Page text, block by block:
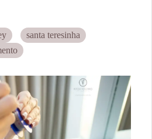
santa teresinha